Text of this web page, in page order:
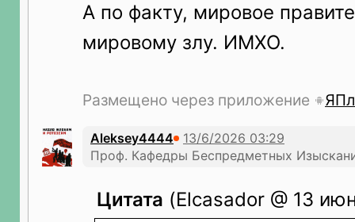
А по факту, мировое
мировому злу. ИМХО.
Размещено через приложение
Aleksey4444
Проф. Кафедры Беспредметных
Цитата (Elcasador @ 13